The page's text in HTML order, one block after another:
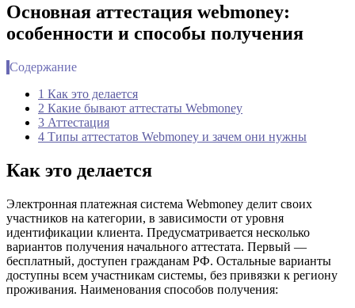
Основная аттестация webmoney:
особенности и способы получения
Содержание
1 Как это делается
2 Какие бывают аттестаты Webmoney
3 Аттестация
4 Типы аттестатов Webmoney и зачем они нужны
Как это делается
Электронная платежная система Webmoney делит своих
участников на категории, в зависимости от уровня
идентификации клиента. Предусматривается несколько
вариантов получения начального аттестата. Первый —
бесплатный, доступен гражданам РФ. Остальные варианты
доступны всем участникам системы, без привязки к региону
проживания. Наименования способов получения: